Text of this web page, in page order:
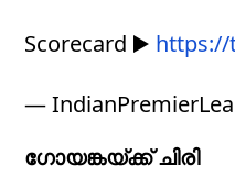
Scorecard ▶️ https://
—
ഗോയങ്കയ്ക്ക് ചിരി